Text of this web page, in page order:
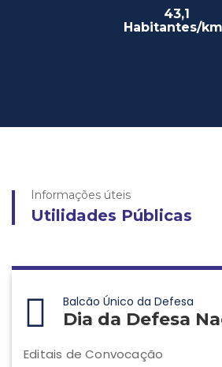
43,1
Habitantes/km
Informações úteis
Utilidades Públicas
Balcão Único da Defesa
Dia da Defesa
Editais de Convocação